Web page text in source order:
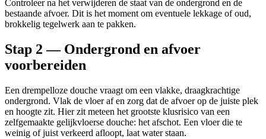
Controleer na het verwijderen de staat van de ondergrond en de
bestaande afvoer. Dit is het moment om eventuele lekkage of oud,
brokkelig tegelwerk aan te pakken.
Stap 2 — Ondergrond en afvoer
voorbereiden
Een drempelloze douche vraagt om een vlakke, draagkrachtige
ondergrond. Vlak de vloer af en zorg dat de afvoer op de juiste plek
en hoogte zit. Hier zit meteen het grootste klusrisico van een
zelfgemaakte gelijkvloerse douche: het afschot. Een vloer die te
weinig of juist verkeerd afloopt, laat water staan.